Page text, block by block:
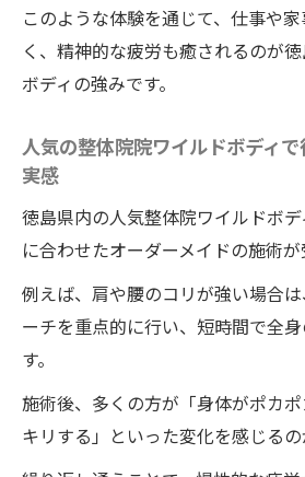
このような体験を通じて、仕事や
く、精神的な疲労も癒されるのが
ボディの強みです。
人気の整体院院ワイルドボディ
実感
徳島県内の人気整体院ワイルドボ
に合わせたオーダーメイドの施術が
例えば、肩や腰のコリが強い場合
ーチを重点的に行い、短時間で全
す。
施術後、多くの方が「身体がポカ
キリする」といった変化を感じるの